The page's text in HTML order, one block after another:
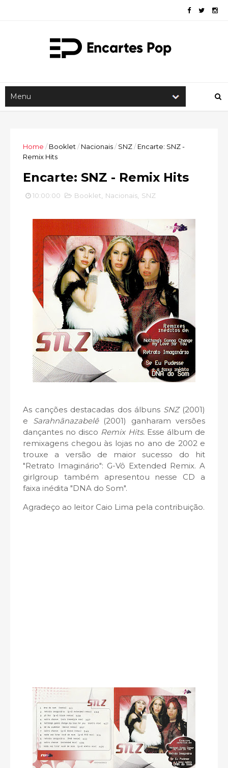
Home / Booklet / Nacionais/ SNZ/ Encarte: SNZ -
Remix Hits
Encarte: SNZ - Remix Hits
10:00:00 Booklet Nacionais SNZ
As canções destacadas dos álbuns SNZ(2001)
e Sarahnãnazabelê(2001) ganharam versões
dançantes no disco Remix Hits.Esse álbum de
remixagens chegou às lojas no ano de 2002 e
trouxe a versão de maior sucesso do hit
"Retrato Imaginário": G-Vô Extended Remix. A
girlgroup também apresentou nesse CD a
faixa inédita "DNA do Som".
Agradeço ao leitor Caio Lima pela contribuição.